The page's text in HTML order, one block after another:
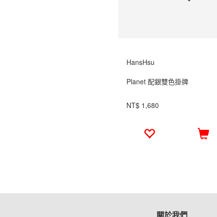
HansHsu
Planet 配銀雙色掛牌
NT$ 1,680
關於我們